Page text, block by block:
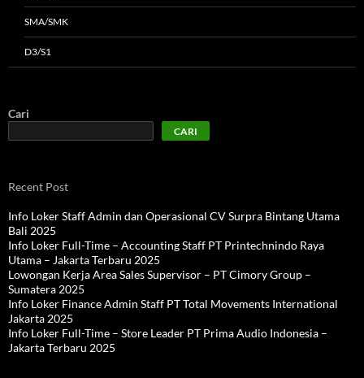
SMA/SMK
D3/S1
Cari
CARI
Recent Post
Info Loker Staff Admin dan Operasional CV Surpra Bintang Utama
Bali 2025
Info Loker Full-Time – Accounting Staff PT Printechnindo Raya
Utama – Jakarta Terbaru 2025
Lowongan Kerja Area Sales Supervisor – PT Cimory Group –
Sumatera 2025
Info Loker Finance Admin Staff PT Total Movements International
Jakarta 2025
Info Loker Full-Time – Store Leader PT Prima Audio Indonesia –
Jakarta Terbaru 2025